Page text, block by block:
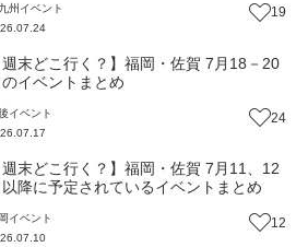
州 イベント
19
週末どこ行く？】福岡・佐賀 7月18－20
のイベントまとめ
イベント
24
週末どこ行く？】福岡・佐賀 7月11、12
以降に予定されているイベントまとめ
イベント
12